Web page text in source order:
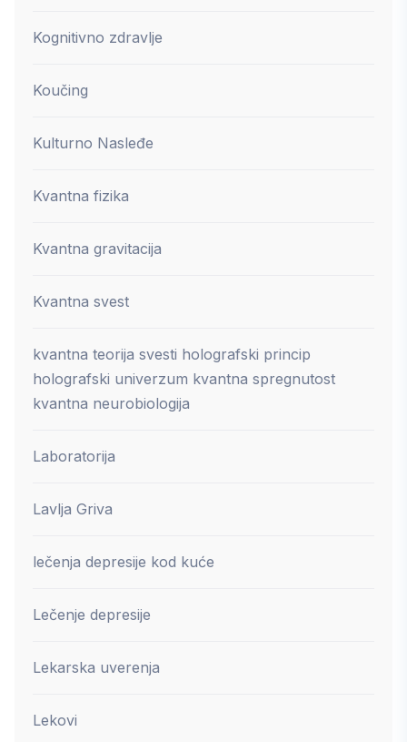
Kognitivno zdravlje
Koučing
Kulturno Nasleđe
Kvantna fizika
Kvantna gravitacija
Kvantna svest
kvantna teorija svesti holografski princip
holografski univerzum kvantna spregnutost
kvantna neurobiologija
Laboratorija
Lavlja Griva
lečenja depresije kod kuće
Lečenje depresije
Lekarska uverenja
Lekovi